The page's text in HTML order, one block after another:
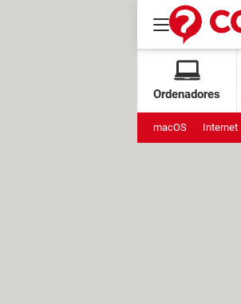
Ordenadores
macOS Internet